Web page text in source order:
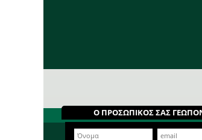
Ο ΠΡΟΣΩΠΙΚΟΣ ΣΑΣ